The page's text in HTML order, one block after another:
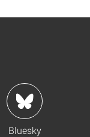
Bluesky